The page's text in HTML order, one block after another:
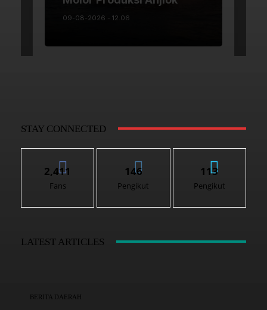
STAY CONNECTED
2,411
Fans
146
Pengikut
113
Pengikut
LATEST ARTICLES
BERITA DAERAH